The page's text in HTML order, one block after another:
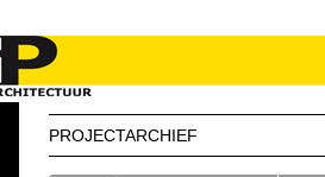
PROJECTARCHIEF